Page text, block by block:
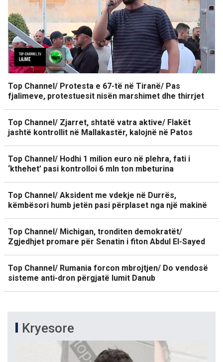
Top Channel/ Protesta e 67-të në Tiranë/ Pas
fjalimeve, protestuesit nisën marshimet dhe thirrjet
Top Channel/ Zjarret, shtatë vatra aktive/ Flakët
jashtë kontrollit në Mallakastër, kalojnë në Patos
Top Channel/ Hodhi 1 milion euro në plehra, fati i
‘kthehet’ pasi kontrolloi 6 mln ton mbeturina
Top Channel/ Aksident me vdekje në Durrës,
këmbësori humb jetën pasi përplaset nga një makinë
Top Channel/ Michigan, tronditen demokratët/
Zgjedhjet promare për Senatin i fiton Abdul El-Sayed
Top Channel/ Rumania forcon mbrojtjen/ Do vendosë
sisteme anti-dron përgjatë lumit Danub
Kryesore